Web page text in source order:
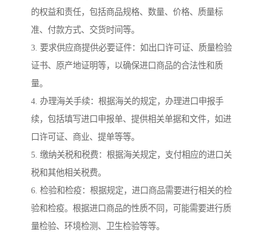
的权益和责任，包括商品规格、数量、价格、质量标
准、付款方式、交货时间等。
3. 要求供应商提供必要证件：如出口许可证、质量检验
证书、原产地证明等，以确保进口商品的合法性和质
量。
4. 办理海关手续：根据海关的规定，办理进口申报手
续，包括填写进口申报单、提供相关单据和文件，如进
口许可证、商业、提单等等。
5. 缴纳关税和税费：根据海关规定，支付相应的进口关
税和其他相关税费。
6. 检验和检疫：根据规定，进口商品需要进行相关的检
验和检疫。根据进口商品的性质不同，可能需要进行质
量检验、环境检测、卫生检验等等。